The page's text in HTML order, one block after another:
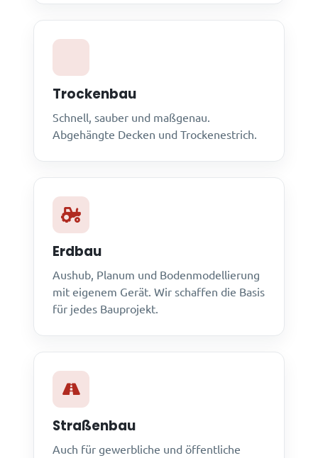
Trockenbau
Schnell, sauber und maßgenau.
Abgehängte Decken und Trockenestrich.
Erdbau
Aushub, Planum und Bodenmodellierung
mit eigenem Gerät. Wir schaffen die Basis
für jedes Bauprojekt.
Straßenbau
Auch für gewerbliche und öffentliche